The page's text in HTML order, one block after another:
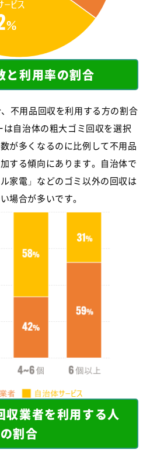
と利用率の割合
不用品回収を利用する方の割合
自治体の粗大ゴミ回収を選択
が多くなるのに比例して不用品
する傾向にあります。自治体で
家電」などのゴミ以外の回収は
場合が多いです。
収業者を利用する人
の割合